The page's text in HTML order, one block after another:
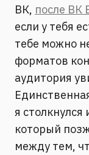
ВК, после ВК
если у тебя
тебе можно
форматов
аудитория
я
который
между тем,